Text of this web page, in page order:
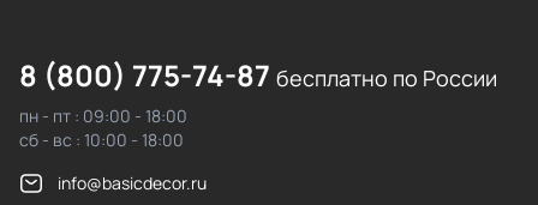
8 (800) 775-74-87 бесплатно по России
пн - пт : 09:00 - 18:00
сб - вс : 10:00 - 18:00
info@basicdecor.ru